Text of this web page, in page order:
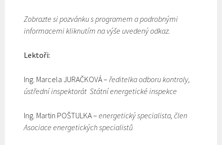
Zobrazte si pozvánku s programem a podrobnými
informacemi kliknutím na výše uvedený odkaz.
Lektoři:
Ing. Marcela JURAČKOVÁ –ředitelka odboru kontroly,
ústřední inspektorát Státní energetické inspekce
Ing. Martin POŠTULKA –energetický specialista, člen
Asociace energetických specialistů